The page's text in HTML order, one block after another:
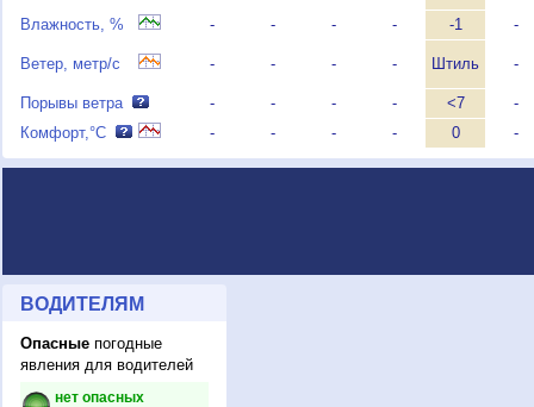
Влажность, %
Ветер, метр/с
Порывы ветра
Комфорт,°C
-
-
-
-
-
-
-
-
-
-
-
-
-
-
-
-
-1
Штиль
<7
0
-
-
-
-
ВОДИТЕЛЯМ
Опасныепогодные
явления для водителей
нет опасных